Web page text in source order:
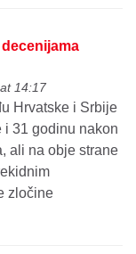
14:17
Hrvatske i Srbije
i 31 godinu nakon
ali na obje strane
zločine